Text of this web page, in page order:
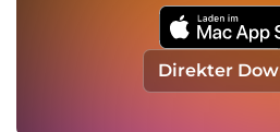
Direkter